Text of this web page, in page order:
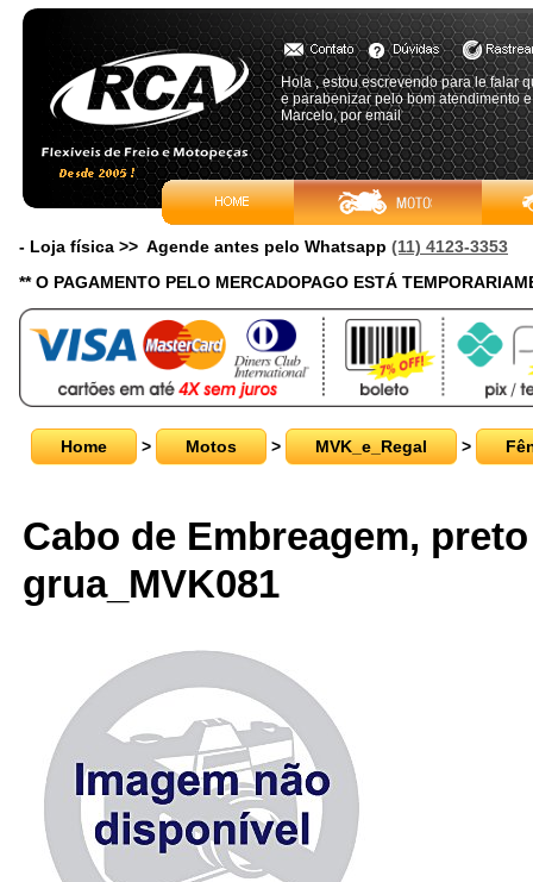
Hola , estou escrevendo para le falar
e parabenizar pelo bom atendimento
Marcelo, por email
- Loja física >> Agende antes pelo Whatsapp (11) 4123-3353
** O PAGAMENTO PELO MERCADOPAGO ESTÁ
Home > Motos > MVK_e_Regal >
Cabo de Embreagem,
grua_MVK081